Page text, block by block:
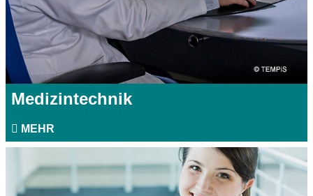
Medizintechnik
MEHR